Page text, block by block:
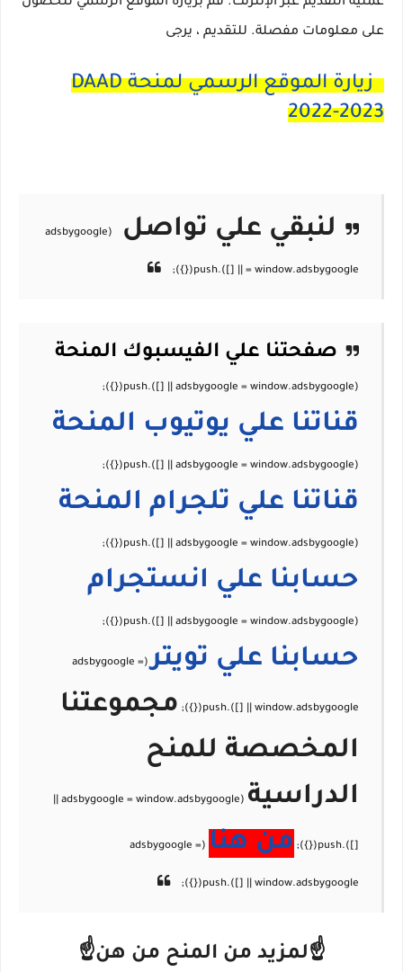
على معلومات مفصلة. للتقديم ، يرجى
زيارة الموقع الرسمي لمنحة DAAD
2022-2023
لنبقي علي تواصل
صفحتنا علي الفيسبوك المنحة
قناتنا علي يوتيوب المنحة
قناتنا علي تلجرام المنحة
حسابنا علي انستجرام
حسابنا علي تويتر
مجموعتنا
المخصصة للمنح
الدراسية
من هنا
☝لمزيد من المنح من هن☝